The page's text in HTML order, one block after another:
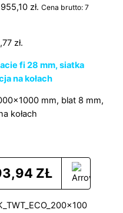
zł. Cena brutto: 7
zł.
fi 28 mm, siatka
na kołach
mm, blat 8 mm,
kołach
ZŁ